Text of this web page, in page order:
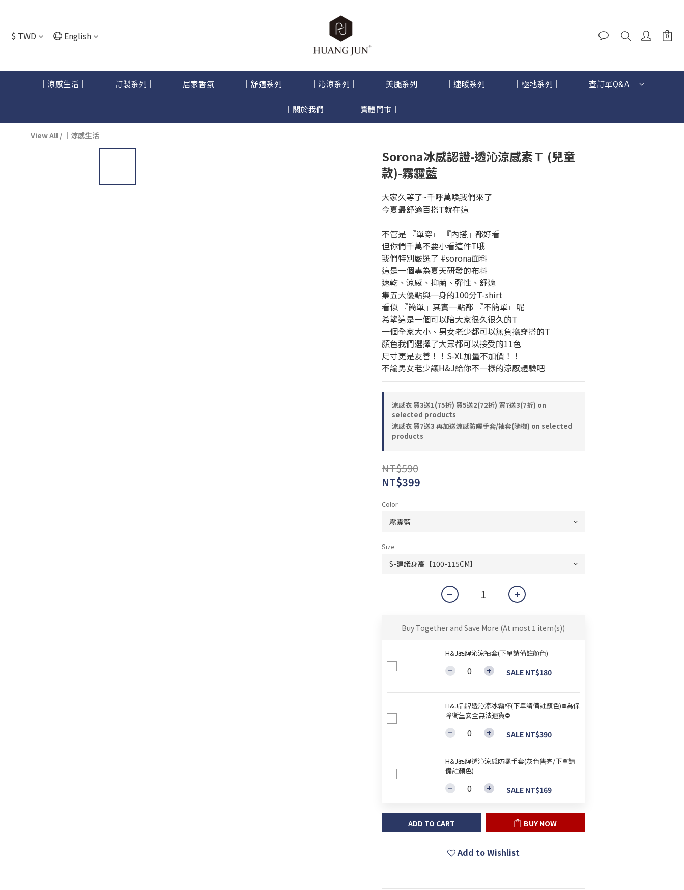
$ TWD English
｜涼感生活｜ ｜訂製系列｜ ｜居家香氛｜ ｜舒適系列｜ ｜沁涼系列｜ ｜美腿系列｜ ｜速暖系列｜ ｜極地系列｜ ｜查訂單Q&A｜
｜關於我們｜ ｜實體門市｜
View All / ｜涼感生活｜
Sorona冰感認證-透沁涼感素Ｔ (兒童
款)-霧霾藍
大家久等了~千呼萬喚我們來了
今夏最舒適百搭T就在這
不管是 『單穿』 『內搭』都好看
但你們千萬不要小看這件T哦
我們特別嚴選了 #sorona面料
這是一個專為夏天研發的布料
速乾、涼感、抑菌、彈性、舒適
集五大優點與一身的100分T-shirt
看似 『簡單』其實一點都 『不簡單』呢
希望這是一個可以陪大家很久很久的T
一個全家大小、男女老少都可以無負擔穿搭的T
顏色我們選擇了大眾都可以接受的11色
尺寸更是友善！！S-XL加量不加價！！
不論男女老少讓H&J給你不一樣的涼感體驗吧
涼感衣 買3送1(75折) 買5送2(72折) 買7送3(7折) on
selected products
涼感衣 買7送3 再加送涼感防曬手套/袖套(隨機) on selected
products
NT$590
NT$399
Color
Size
Buy Together and Save More (At most 1 item(s))
H&J品牌沁涼袖套(下單請備註顏色)
SALE NT$180
H&J品牌透沁涼冰霸杯(下單請備註顏色)⛔為保
障衛生安全無法退貨⛔
SALE NT$390
H&J品牌透沁涼感防曬手套(灰色售完/下單請
備註顏色)
SALE NT$169
ADD TO CART BUY NOW
Add to Wishlist